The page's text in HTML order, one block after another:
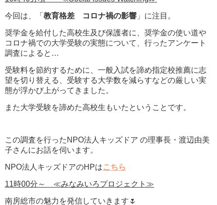
今回は、「 教育格差 コロナ禍の影響 」に注目。
奨学金を給付した高校生及び保護者に、奨学金の使い道や
コロナ禍での大学受験の実態について、行ったアンケート
調査によると…
受験料を節約するために、一般入試を諦め指定校推薦に志
望を切り替える、受験する大学数を減らすなどの厳しい実
態が浮かび上がってきました。
また大学受験を諦めた高校生もいたということです。
この調査を行ったNPO法人キッズドア の理事長・渡辺由美
子さんにお話を伺います。
NPO法人キッズドアのHPはこちら
11時00分～ ≪みなみいろプロジェクト≫
南房総市の魅力を発信していきます🌷